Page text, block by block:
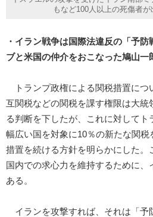
もなど100人以上の死傷者が
・イラン戦争は国際法違反の「予
ブと米国の仲介をおこなった鳩山一
トランプ政権による関税措置につ
互関税などの関税を課す権限は大統
る判断を下したが、これに対してト
幅広い国を対象に10％の新たな関
措置を続ける方針を明らかにした。
国内での求心力を維持するために
ある。
イランを攻撃すれば、それは「予